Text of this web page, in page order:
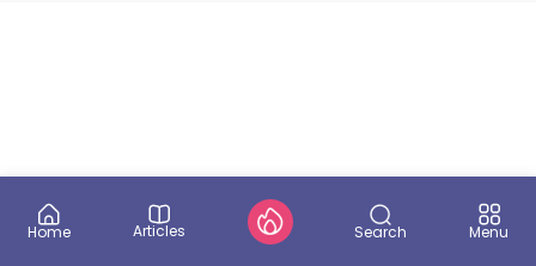
Home Articles Search Menu